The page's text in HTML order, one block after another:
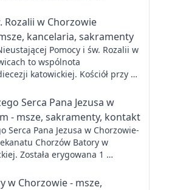
Rozalii w Chorzowie
kancelaria, sakramenty
Pomocy i św. Rozalii w
to wspólnota
katowickiej. Kościół przy …
Serca Pana Jezusa w
- msze, sakramenty, kontakt
Serca Pana Jezusa w Chorzowie-
Chorzów Batory w
Została erygowana 1 …
w Chorzowie - msze,